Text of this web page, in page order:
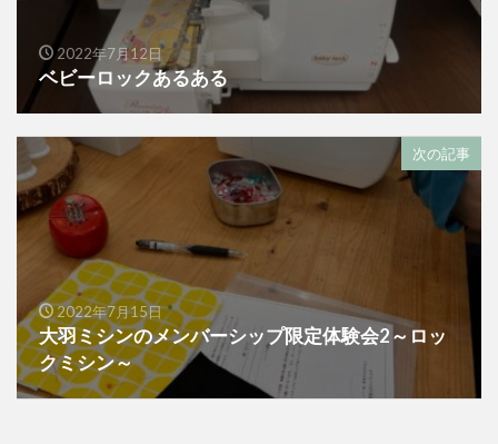
2022年7月12日
ベビーロックあるある
次の記事
2022年7月15日
大羽ミシンのメンバーシップ限定体験会2～ロッ
クミシン～